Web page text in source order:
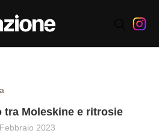
tra Moleskine e ritrosie
2023